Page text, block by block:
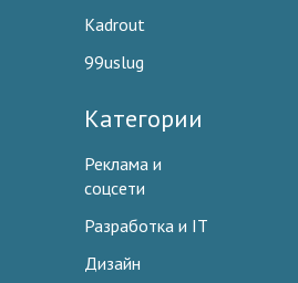
Kadrout
99uslug
Категории
Реклама и
соцсети
Разработка и IT
Дизайн